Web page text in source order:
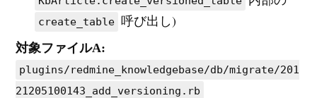
create_table 呼び出し)
対象ファイルA:
plugins/redmine_knowledgebase/db/migrate/201
21205100143_add_versioning.rb